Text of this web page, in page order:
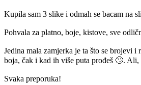
Kupila sam 3 slike i odmah se bacam na
Pohvala za platno, boje, kistove, sve
Jedina mala zamjerka je ta što se brojevi
boja, čak i kad ih više puta prođeš 🙄.
Svaka preporuka!